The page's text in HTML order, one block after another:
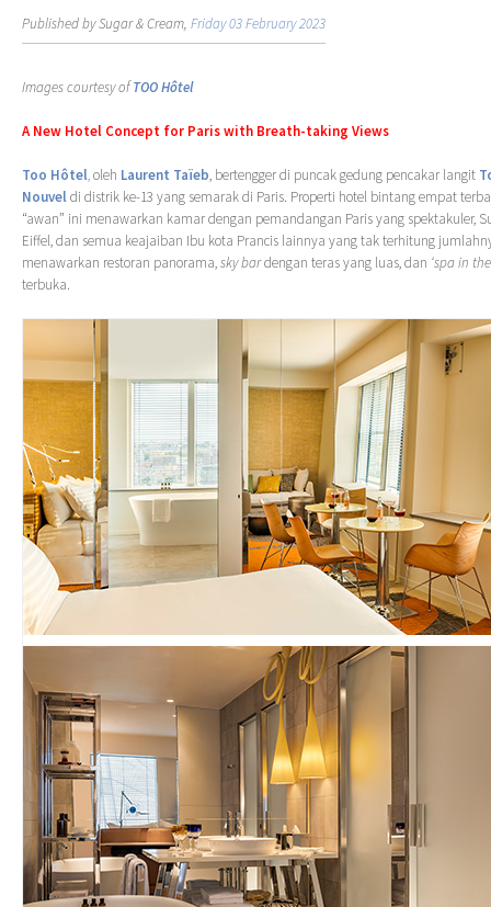
Published by Sugar & Cream, Friday 03 February 2023
Images courtesy ofTOO Hôtel
A New Hotel Concept for Paris with Breath-taking Views
Too Hôtel,oleh Laurent Taïeb, bertengger di puncak gedung pencakar langit
Nouveldi distrik ke-13 yang semarak di Paris. Properti hotel bintang empat
“awan” ini menawarkan kamar dengan pemandangan Paris yang spektakuler,
Eiffel, dan semua keajaiban Ibu kota Prancis lainnya yang tak terhitung
menawarkan restoran panorama,sky bardengan teras yang luas, dan ‘spa in
terbuka.